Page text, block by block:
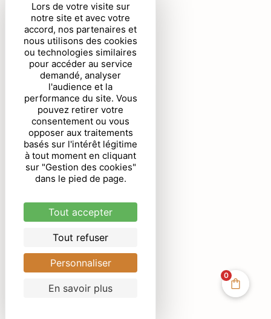
0
Lors de votre visite sur
notre site et avec votre
accord, nos partenaires et
nous utilisons des cookies
ou technologies similaires
pour accéder au service
demandé, analyser
l'audience et la
performance du site. Vous
pouvez retirer votre
consentement ou vous
opposer aux traitements
basés sur l'intérêt légitime
à tout moment en cliquant
sur "Gestion des cookies"
dans le pied de page.
Tout accepter
Tout refuser
Personnaliser
En savoir plus